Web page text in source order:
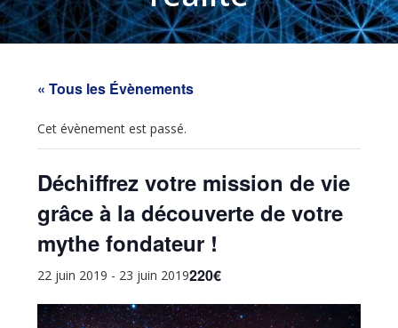
« Tous les Évènements
Cet évènement est passé.
Déchiffrez votre mission de vie
grâce à la découverte de votre
mythe fondateur !
22 juin 2019 - 23 juin 2019220€